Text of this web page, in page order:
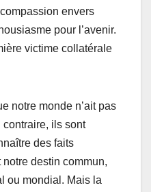
envers
pour l’avenir.
victime collatérale
notre monde n’ait pas
contraire, ils sont
des faits
destin commun,
ou mondial. Mais la